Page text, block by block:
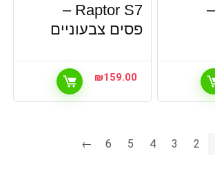
Raptor S5 –
Raptor S7 –
פסים צבעוניים
₪159.00
2
3
4
5
6
←